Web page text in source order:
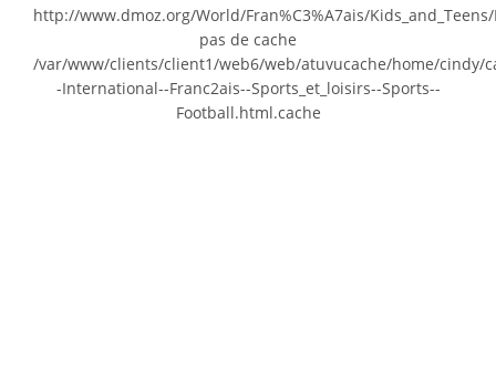
http://www.dmoz.org/World/Fran%C3%A7ais/
pas de cache
/var/www/clients/client1/web6/web/atuvucache/home/cindy/
-International--Franc2ais--Sports_et_loisirs--Sports--
Football.html.cache